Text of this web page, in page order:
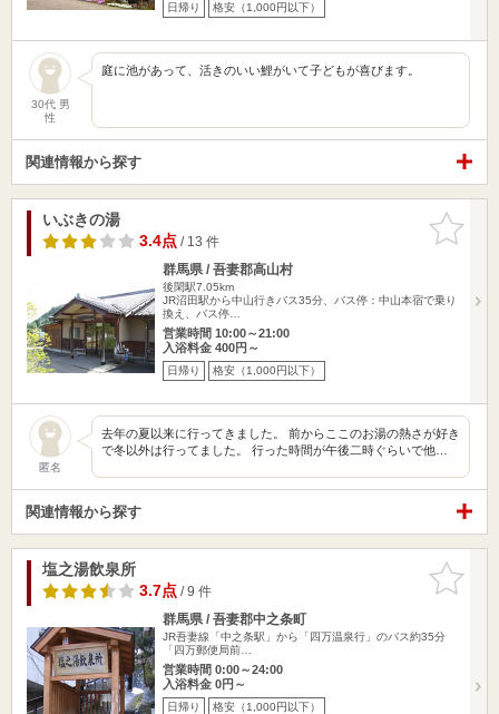
日帰り 格安（1,000円以下）
30代 男
性
庭に池があって、活きのいい鯉がいて子どもが喜びます。
関連情報から探す
お気に入
りに追加
いぶきの湯
3.4点/ 13 件
群馬県 / 吾妻郡高山村
後閑駅7.05km
JR沼田駅から中山行きバス35分、バス停：中山本宿で乗り
換え、バス停…
営業時間 10:00～21:00
入浴料金 400円～
日帰り 格安（1,000円以下）
匿名
去年の夏以来に行ってきました。 前からここのお湯の熱さが好き
で冬以外は行ってました。 行った時間が午後二時ぐらいで他…
関連情報から探す
お気に入
りに追加
塩之湯飲泉所
3.7点/ 9 件
群馬県 / 吾妻郡中之条町
JR吾妻線「中之条駅」から「四万温泉行」のバス約35分
「四万郵便局前…
営業時間 0:00～24:00
入浴料金 0円～
日帰り 格安（1,000円以下）